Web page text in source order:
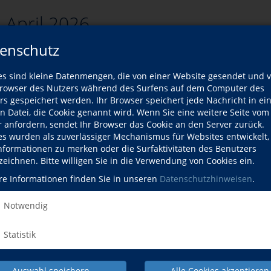
sind kleine Datenmengen, die von einer Website gesendet und
des Nutzers während des Surfens auf dem Computer des
gespeichert werden. Ihr Browser speichert jede Nachricht in
Datei, die Cookie genannt wird. Wenn Sie eine weitere Seite vom
anfordern, sendet Ihr Browser das Cookie an den Server zurück.
wurden als zuverlässiger Mechanismus für Websites
zu merken oder die Surfaktivitäten des Benutzers
Bitte willigen Sie in die Verwendung von Cookies ein.
Informationen finden Sie in unseren Datenschutzhinweisen.
Notwendig
Statistik
April 2026
zurück
Kurse